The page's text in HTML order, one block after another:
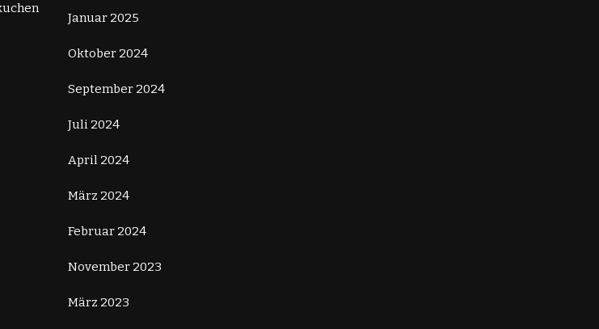
Januar 2025
Oktober 2024
September 2024
Juli 2024
April 2024
März 2024
Februar 2024
November 2023
März 2023